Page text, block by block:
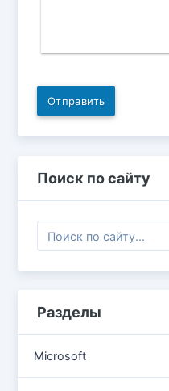
Отправить
Поиск по сайту
Разделы
Microsoft